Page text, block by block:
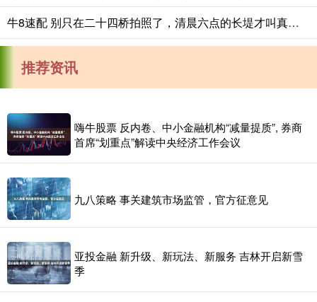
牛8速配 别只在二十四桥拍照了，清晨六点的长堤才叫真江南
推荐资讯
嗨牛股票 反内卷、中小金融机构“减量提质”, 券商
首席“划重点”解读中央经济工作会议
九八策略 事关建筑市场监管，官方征意见
亚投金融 新升级、新玩法、新服务 吉林开启新雪
季